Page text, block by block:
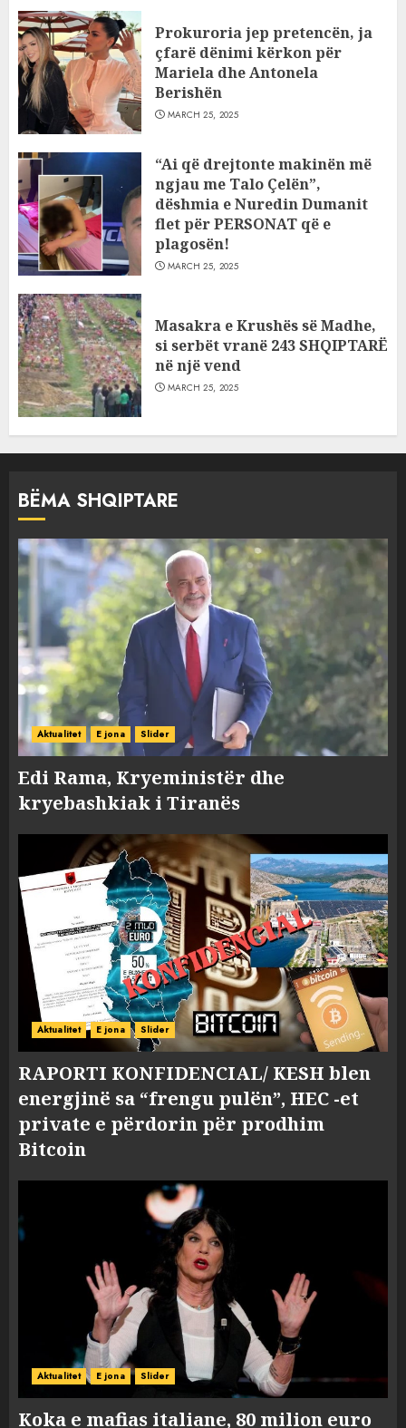
Prokuroria jep pretencën, ja
çfarë dënimi kërkon për
Mariela dhe Antonela
Berishën
MARCH 25, 2025
“Ai që drejtonte makinën më
ngjau me Talo Çelën”,
dëshmia e Nuredin Dumanit
flet për PERSONAT që e
plagosën!
MARCH 25, 2025
Masakra e Krushës së Madhe,
si serbët vranë 243 SHQIPTARË
në një vend
MARCH 25, 2025
BËMA SHQIPTARE
Aktualitet E jona Slider
Edi Rama, Kryeministër dhe
kryebashkiak i Tiranës
Aktualitet E jona Slider
RAPORTI KONFIDENCIAL/ KESH blen
energjinë sa “frengu pulën”, HEC -et
private e përdorin për prodhim
Bitcoin
Aktualitet E jona Slider
Koka e mafias italiane, 80 milion euro